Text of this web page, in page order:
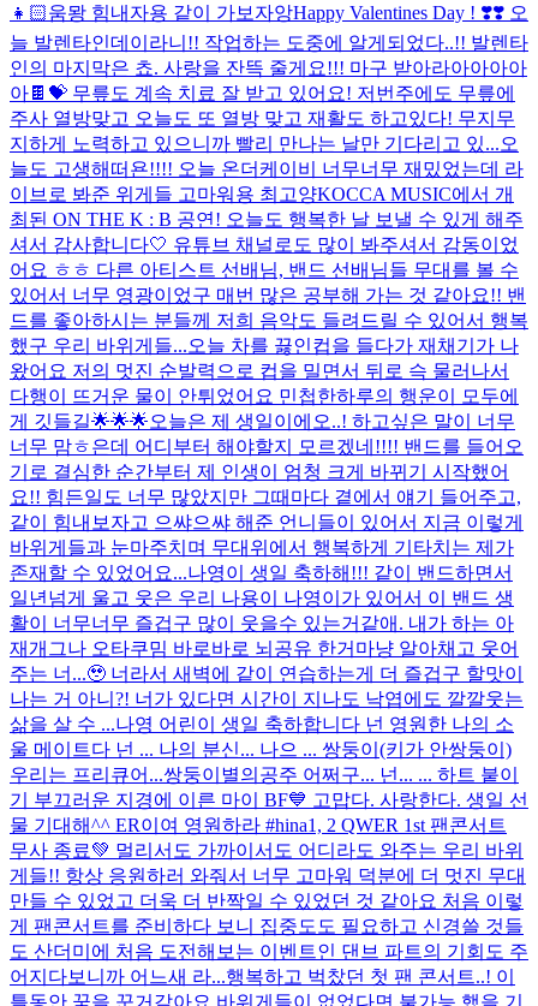
👧🏻움뫙 힘내자용 같이 가보자앙Happy Valentines Day ! ❣️❣️ 오
늘 발렌타인데이라니!! 작업하는 도중에 알게되었다..!! 발렌타
인의 마지막은 쵸. 사랑을 잔뜩 줄게요!!! 마구 받아라아아아아
아🍫💝 무릎도 계속 치료 잘 받고 있어요! 저번주에도 무릎에
주사 열방맞고 오늘도 또 열방 맞고 재활도 하고있다! 무지무
지하게 노력하고 있으니까 빨리 만나는 날만 기다리고 있...오
늘도 고생해떠욘!!!! 오늘 온더케이비 너무너무 재밌었는데 라
이브로 봐준 위게들 고마워용 최고양KOCCA MUSIC에서 개
최된 ON THE K : B 공연! 오늘도 행복한 날 보낼 수 있게 해주
셔서 감사합니다🤍 유튜브 채널로도 많이 봐주셔서 감동이었
어요 ㅎㅎ 다른 아티스트 선배님, 밴드 선배님들 무대를 볼 수
있어서 너무 영광이었구 매번 많은 공부해 가는 것 같아요!! 밴
드를 좋아하시는 분들께 저희 음악도 들려드릴 수 있어서 행복
했구 우리 바위게들...오늘 차를 끓인컵을 들다가 재채기가 나
왔어요 저의 멋진 순발력으로 컵을 밀면서 뒤로 슥 물러나서
다행이 뜨거운 물이 안튀었어요 민첩한하루의 행운이 모두에
게 깃들길🌟🌟🌟오늘은 제 생일이에오..! 하고싶은 말이 너무
너무 맘ㅎ은데 어디부터 해야할지 모르겠네!!!! 밴드를 들어오
기로 결심한 순간부터 제 인생이 엄청 크게 바뀌기 시작했어
요!! 힘든일도 너무 많았지만 그때마다 곁에서 얘기 들어주고,
같이 힘내보자고 으쌰으쌰 해준 언니들이 있어서 지금 이렇게
바위게들과 눈마주치며 무대위에서 행복하게 기타치는 제가
존재할 수 있었어요...나영이 생일 축하해!!! 같이 밴드하면서
일년넘게 울고 웃은 우리 나용이 나영이가 있어서 이 밴드 생
활이 너무너무 즐겁구 많이 웃을수 있는거같애. 내가 하는 아
재개그나 오타쿠밈 바로바로 뇌공유 한거마냥 알아채고 웃어
주는 너...🥹 너라서 새벽에 같이 연습하는게 더 즐겁구 할맛이
나는 거 아니?! 너가 있다면 시간이 지나도 낙엽에도 깔깔웃는
삶을 살 수 ...나영 어린이 생일 축하합니다 넌 영원한 나의 소
울 메이트다 넌 ... 나의 분신... 나으 ... 쌍둥이(키가 안쌍둥이)
우리는 프리큐어...쌍둥이별의공주 어쩌구... 넌... ... 하트 붙이
기 부끄러운 지경에 이른 마이 BF💙 고맙다. 사랑한다. 생일 선
물 기대해^^ ER이여 영원하라 #hina1, 2 QWER 1st 팬콘서트
무사 종료💚 멀리서도 가까이서도 어디라도 와주는 우리 바위
게들!! 항상 응원하러 와줘서 너무 고마워 덕분에 더 멋진 무대
만들 수 있었고 더욱 더 반짝일 수 있었던 것 같아요 처음 이렇
게 팬콘서트를 준비하다 보니 집중도도 필요하고 신경쓸 것들
도 산더미에 처음 도전해보는 이벤트인 댄브 파트의 기회도 주
어지다보니까 어느새 라...행복하고 벅찼던 첫 팬 콘서트..! 이
틀동안 꿈을 꾼거같아요 바위게들이 없었다면 불가능 했을 기